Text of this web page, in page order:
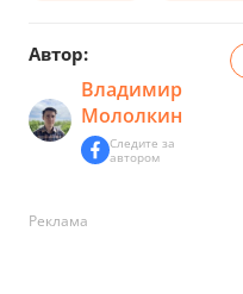
Автор:
Владимир
Мололкин
Следите за
автором
Реклама